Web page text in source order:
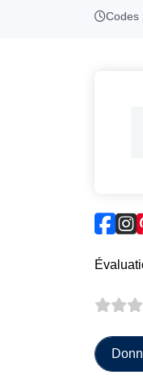
Codes